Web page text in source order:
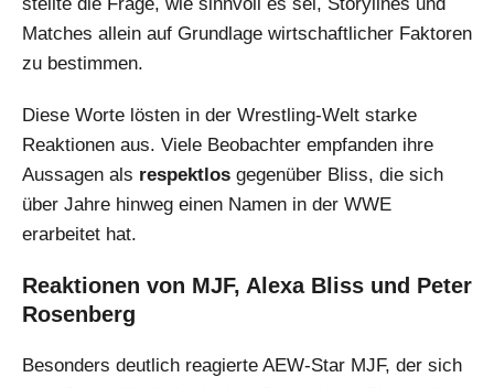
Matches allein auf Grundlage wirtschaftlicher Faktoren
zu bestimmen.
Diese Worte lösten in der Wrestling-Welt starke
Reaktionen aus. Viele Beobachter empfanden ihre
Aussagen als respektlos gegenüber Bliss, die sich
über Jahre hinweg einen Namen in der WWE
erarbeitet hat.
Reaktionen von MJF, Alexa Bliss und Peter
Rosenberg
Besonders deutlich reagierte AEW-Star MJF, der sich